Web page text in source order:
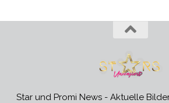
Star und Promi News - Aktuelle